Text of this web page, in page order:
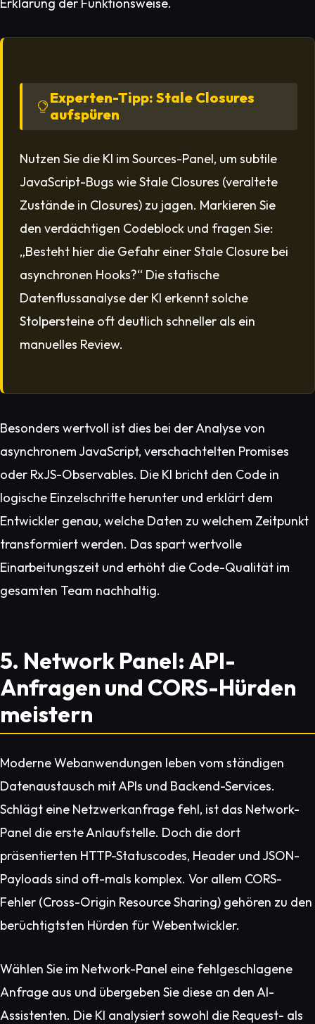
Experten-Tipp: Stale Closures
aufspüren
Nutzen Sie die KI im Sources-Panel, um subtile
JavaScript-Bugs wie Stale Closures (veraltete
Zustände in Closures) zu jagen. Markieren Sie
den verdächtigen Codeblock und fragen Sie:
„Besteht hier die Gefahr einer Stale Closure bei
asynchronen Hooks?“ Die statische
Datenflussanalyse der KI erkennt solche
Stolpersteine oft deutlich schneller als ein
manuelles Review.
Besonders wertvoll ist dies bei der Analyse von
asynchronem JavaScript, verschachtelten Promises
oder RxJS-Observables. Die KI bricht den Code in
logische Einzelschritte herunter und erklärt dem
Entwickler genau, welche Daten zu welchem Zeitpunkt
transformiert werden. Das spart wertvolle
Einarbeitungszeit und erhöht die Code-Qualität im
gesamten Team nachhaltig.
5. Network Panel: API-
Anfragen und CORS-Hürden
meistern
Moderne Webanwendungen leben vom ständigen
Datenaustausch mit APIs und Backend-Services.
Schlägt eine Netzwerkanfrage fehl, ist das Network-
Panel die erste Anlaufstelle. Doch die dort
präsentierten HTTP-Statuscodes, Header und JSON-
Payloads sind oft-mals komplex. Vor allem CORS-
Fehler (Cross-Origin Resource Sharing) gehören zu den
berüchtigtsten Hürden für Webentwickler.
Wählen Sie im Network-Panel eine fehlgeschlagene
Anfrage aus und übergeben Sie diese an den AI-
Assistenten. Die KI analysiert sowohl die Request- als